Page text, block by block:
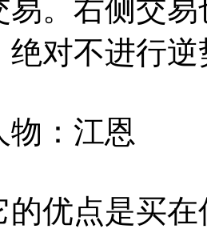
易。右侧交
绝对不进行
物：江恩
的优点是买